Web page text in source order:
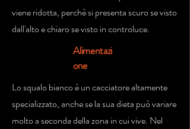
viene ridotta, perchè si presenta scuro se visto
dall'alto e chiaro se visto in controluce.
Alimentazi
one
Lo squalo bianco è un cacciatore altamente
specializzato, anche se la sua dieta può variare
molto a seconda della zona in cui vive. Nel